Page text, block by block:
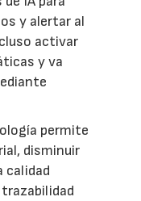
y alertar al
activar
y va
permite
disminuir
calidad